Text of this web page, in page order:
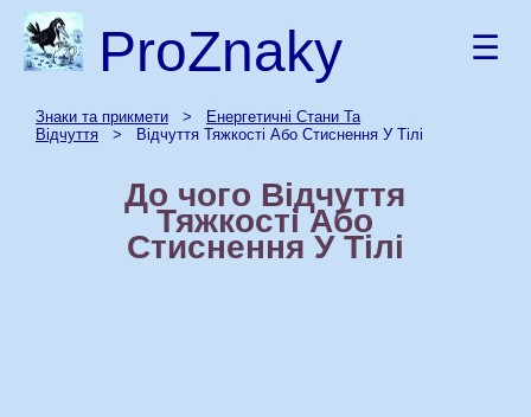
ProZnaky ☰
Знаки та прикмети >
Енергетичні Стани Та
Відчуття > Відчуття Тяжкості Або Стиснення У Тілі
До чого Відчуття
Тяжкості Або
Стиснення У Тілі